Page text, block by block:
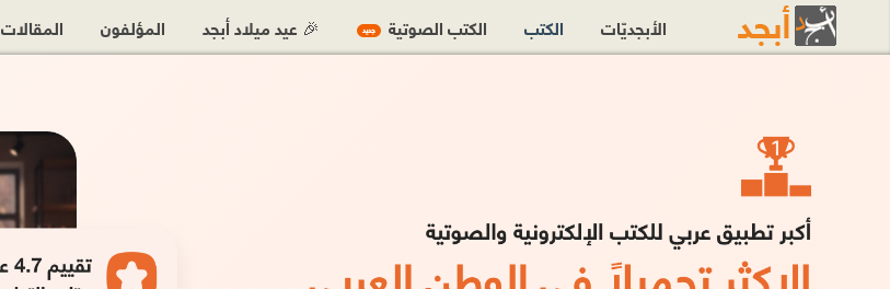
الأبجديّات الكتب الكتب الصوتية جديد 🎉 عيد ميلاد أبجد المؤلفون المقالات